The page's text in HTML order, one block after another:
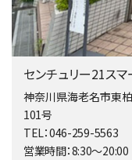
第5位
第6位
センチュリー21ス
神奈川県海老名市東
101号
TEL：046-259-5563
営業時間：8:30～20:00